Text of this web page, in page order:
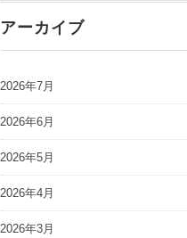
アーカイブ
2026年7月
2026年6月
2026年5月
2026年4月
2026年3月